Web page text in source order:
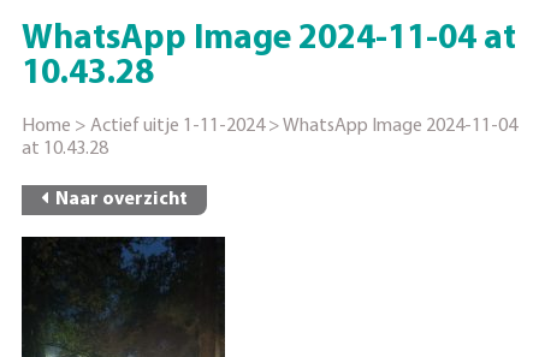
WhatsApp Image 2024-11-04 at
10.43.28
Home > Actief uitje 1-11-2024>WhatsApp Image 2024-11-04
at 10.43.28
Naar overzicht